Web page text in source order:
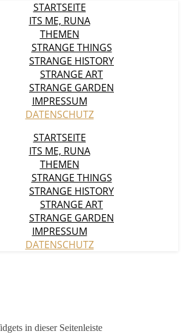
STARTSEITE
ITS ME, RUNA
THEMEN
STRANGE THINGS
STRANGE HISTORY
STRANGE ART
STRANGE GARDEN
IMPRESSUM
DATENSCHUTZ
STARTSEITE
ITS ME, RUNA
THEMEN
STRANGE THINGS
STRANGE HISTORY
STRANGE ART
STRANGE GARDEN
IMPRESSUM
DATENSCHUTZ
in dieser Seitenleiste